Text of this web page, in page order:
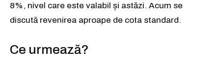
8%, nivel care este valabil și astăzi. Acum se
discută revenirea aproape de cota standard.
Ce urmează?